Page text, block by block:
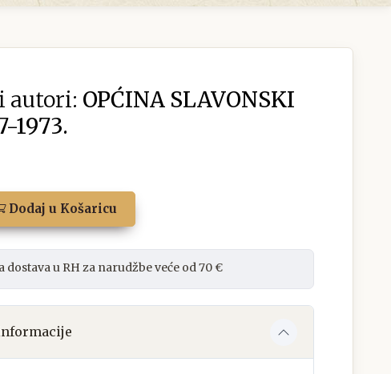
autori: OPĆINA SLAVONSKI
1973.
Dodaj u Košaricu
dostava u RH za narudžbe veće od 70 €